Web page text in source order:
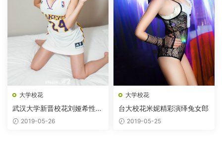
大学校花
武汉大学新晋校花刘娅希性感
袭来2019-05-26
大学校花
台大校花米妮精彩演绎兔女郎
2019-05-25